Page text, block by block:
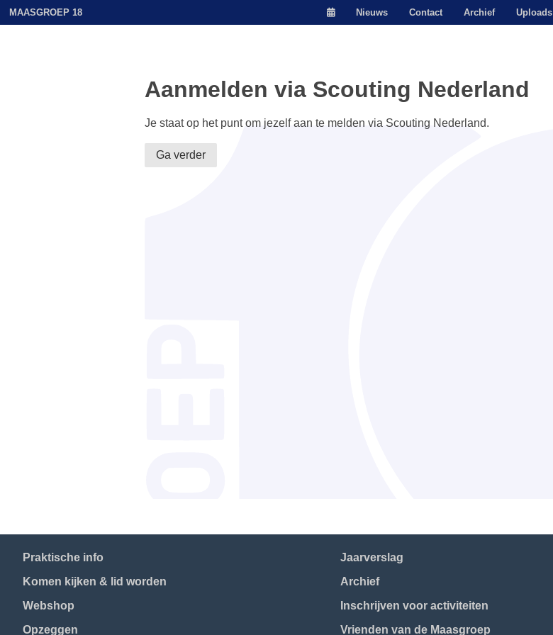
MAASGROEP 18 Nieuws Contact Archief Uploads
Aanmelden via Scouting Nederland
Je staat op het punt om jezelf aan te melden via Scouting Nederland.
Ga verder
Praktische info
Komen kijken & lid worden
Webshop
Opzeggen
Jaarverslag
Archief
Inschrijven voor activiteiten
Vrienden van de Maasgroep